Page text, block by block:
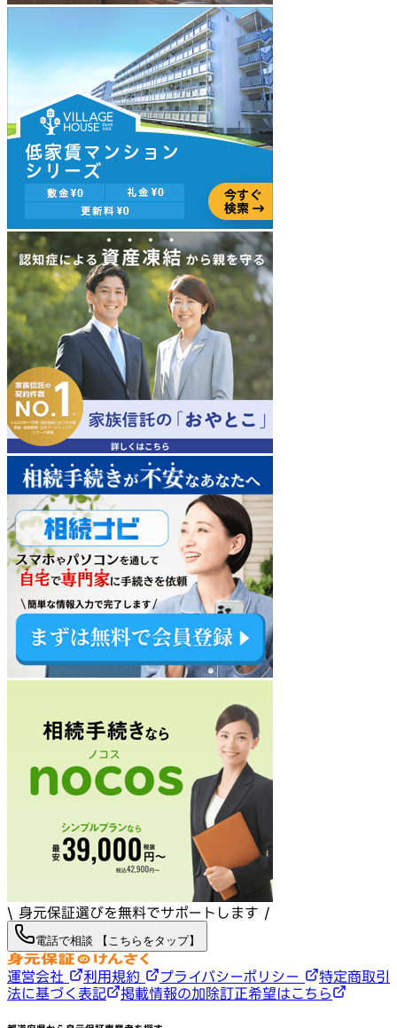
\ 身元保証選びを無料でサポートします /
電話で相談 【こちらをタップ】
運営会社 利用規約 プライバシーポリシー
特定商取引
法に基づく表記
掲載情報の加除訂正希望はこちら